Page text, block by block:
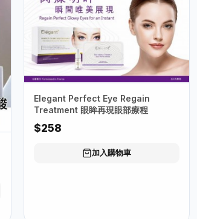
Elegant Perfect Eye Regain
Treatment 眼眸再現眼部療程
$258
加入購物車